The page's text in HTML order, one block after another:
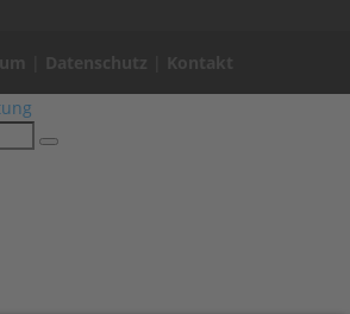
Datenschutz Kontakt